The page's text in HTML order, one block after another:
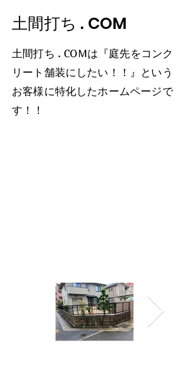
​土間打ち . COM
​土間打ち . COMは『庭先をコンク
リート舗装にしたい！！』という
お客様に特化したホームページで
す！！